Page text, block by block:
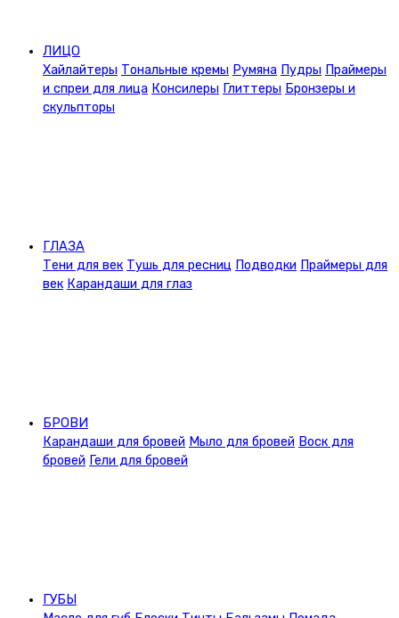
ЛИЦО
Хайлайтеры Тональные кремы Румяна Пудры Праймеры
и спреи для лица Консилеры Глиттеры Бронзеры и
скульпторы
ГЛАЗА
Тени для век Тушь для ресниц Подводки Праймеры для
век Карандаши для глаз
БРОВИ
Карандаши для бровей Мыло для бровей Воск для
бровей Гели для бровей
ГУБЫ